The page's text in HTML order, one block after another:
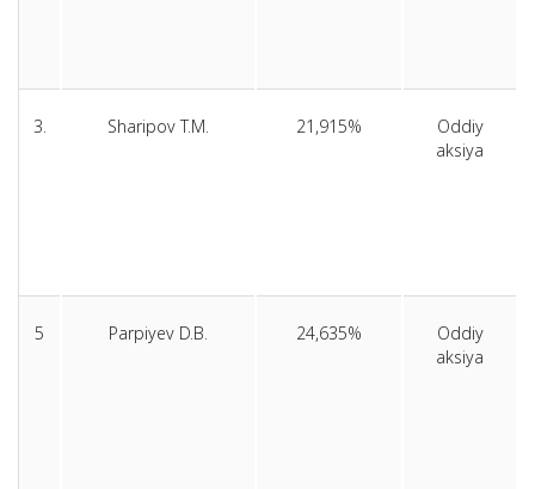
3. Sharipov T.M. 21,915%
Oddiy
aksiya
5 Parpiyev D.B. 24,635%
Oddiy
aksiya